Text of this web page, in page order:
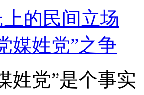
的民间立场
姓党”之争
姓党”是个事